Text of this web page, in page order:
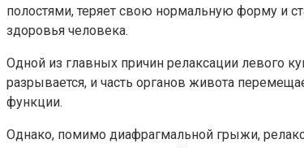
полостями, теряет свою нормальную форму и
здоровья человека.
Одной из главных причин релаксации левого
разрывается, и часть органов живота
функции.
Однако, помимо диафрагмальной грыжи,